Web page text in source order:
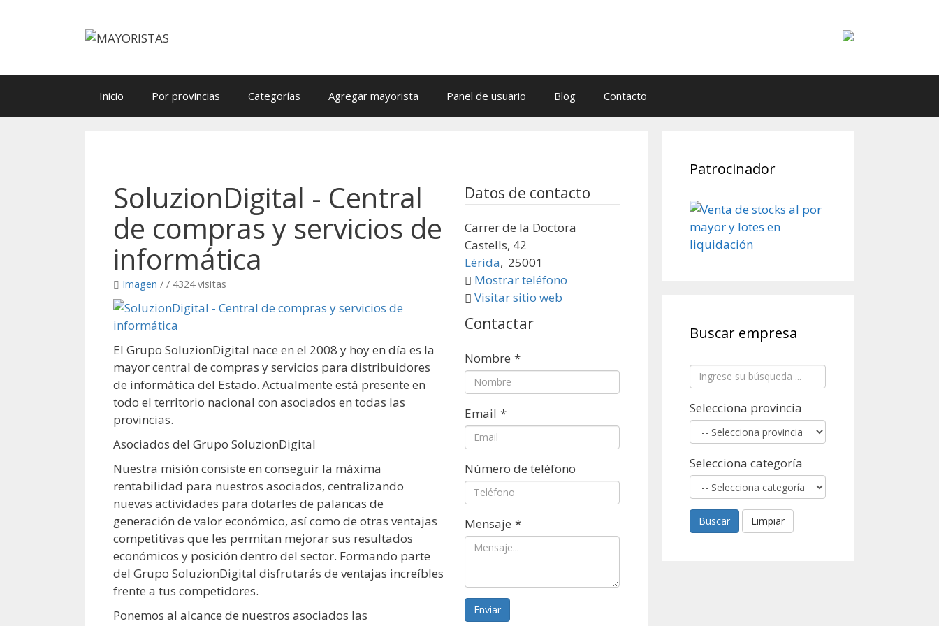
Inicio Por provincias Categorías Agregar mayorista Panel de usuario Blog Contacto
SoluzionDigital - Central
de compras y servicios de
informática
Imagen / / 4324 visitas
El Grupo SoluzionDigital nace en el 2008 y hoy en día es la
mayor central de compras y servicios para distribuidores
de informática del Estado. Actualmente está presente en
todo el territorio nacional con asociados en todas las
provincias.
Asociados del Grupo SoluzionDigital
Nuestra misión consiste en conseguir la máxima
rentabilidad para nuestros asociados, centralizando
nuevas actividades para dotarles de palancas de
generación de valor económico, así como de otras ventajas
competitivas que les permitan mejorar sus resultados
económicos y posición dentro del sector. Formando parte
del Grupo SoluzionDigital disfrutarás de ventajas increíbles
frente a tus competidores.
Ponemos al alcance de nuestros asociados las
Datos de contacto
Carrer de la Doctora
Castells, 42
Lérida, 25001
Mostrar teléfono
Visitar sitio web
Contactar
Nombre *
Email *
Número de teléfono
Mensaje *
Enviar
Patrocinador
Buscar empresa
Selecciona provincia
Selecciona categoría
Buscar Limpiar